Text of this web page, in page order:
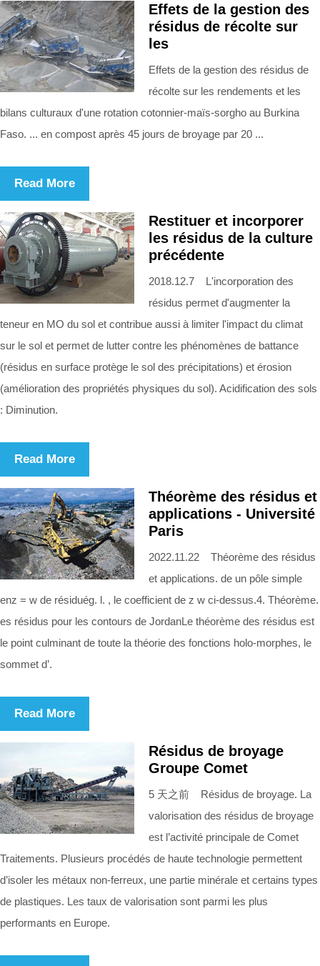
Effets de la gestion des
résidus de récolte sur
les
Effets de la gestion des résidus de
récolte sur les rendements et les
bilans culturaux d'une rotation cotonnier-maïs-sorgho au Burkina
Faso. ... en compost après 45 jours de broyage par 20 ...
Read More
Restituer et incorporer
les résidus de la culture
précédente
2018.12.7 L'incorporation des
résidus permet d'augmenter la
teneur en MO du sol et contribue aussi à limiter l'impact du climat
sur le sol et permet de lutter contre les phénomènes de battance
(résidus en surface protège le sol des précipitations) et érosion
(amélioration des propriétés physiques du sol). Acidification des sols
: Diminution.
Read More
Théorème des résidus et
applications - Université
Paris
2022.11.22 Théorème des résidus
et applications. de un pôle simple
enz = w de résiduég. l. , le coefficient de z w ci-dessus.4. Théorème.
es résidus pour les contours de JordanLe théorème des résidus est
le point culminant de toute la théorie des fonctions holo-morphes, le
sommet d’.
Read More
Résidus de broyage
Groupe Comet
5 天之前 Résidus de broyage. La
valorisation des résidus de broyage
est l’activité principale de Comet
Traitements. Plusieurs procédés de haute technologie permettent
d’isoler les métaux non-ferreux, une partie minérale et certains types
de plastiques. Les taux de valorisation sont parmi les plus
performants en Europe.